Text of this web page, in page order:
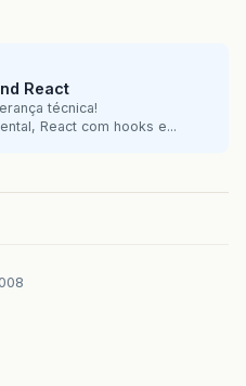
React
técnica!
React com hooks e...